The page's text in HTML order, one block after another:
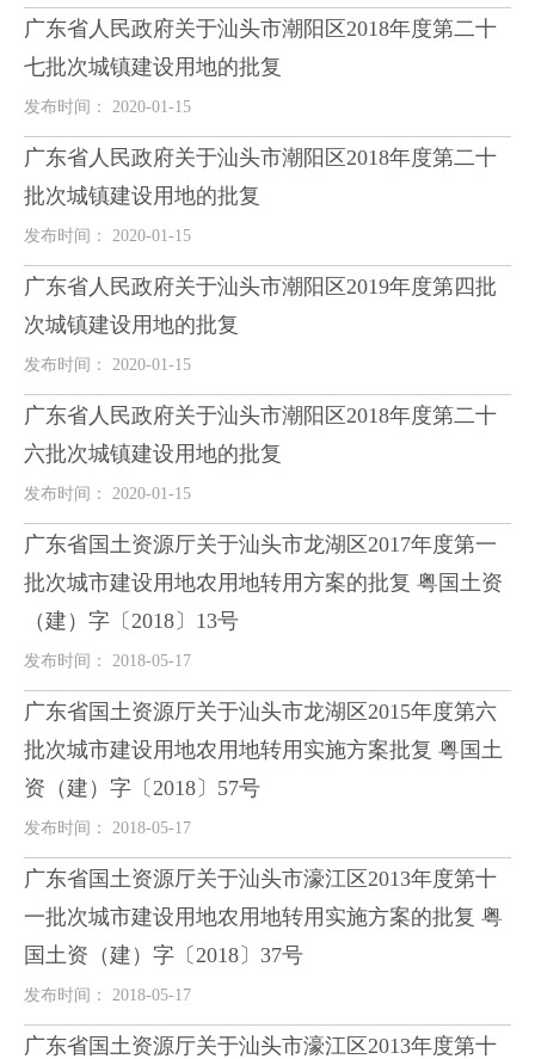
广东省人民政府关于汕头市潮阳区2018年度第二十
七批次城镇建设用地的批复
发布时间： 2020-01-15
广东省人民政府关于汕头市潮阳区2018年度第二十
批次城镇建设用地的批复
发布时间： 2020-01-15
广东省人民政府关于汕头市潮阳区2019年度第四批
次城镇建设用地的批复
发布时间： 2020-01-15
广东省人民政府关于汕头市潮阳区2018年度第二十
六批次城镇建设用地的批复
发布时间： 2020-01-15
广东省国土资源厅关于汕头市龙湖区2017年度第一
批次城市建设用地农用地转用方案的批复 粤国土资
（建）字〔2018〕13号
发布时间： 2018-05-17
广东省国土资源厅关于汕头市龙湖区2015年度第六
批次城市建设用地农用地转用实施方案批复 粤国土
资（建）字〔2018〕57号
发布时间： 2018-05-17
广东省国土资源厅关于汕头市濠江区2013年度第十
一批次城市建设用地农用地转用实施方案的批复 粤
国土资（建）字〔2018〕37号
发布时间： 2018-05-17
广东省国土资源厅关于汕头市濠江区2013年度第十